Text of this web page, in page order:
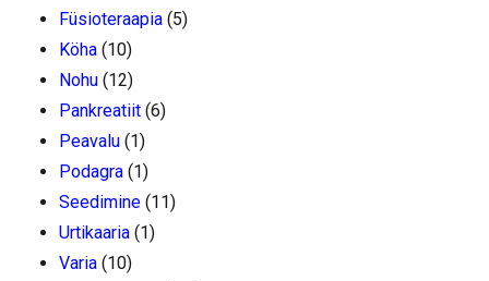
Füsioteraapia (5)
Köha (10)
Nohu (12)
Pankreatiit (6)
Peavalu (1)
Podagra (1)
Seedimine (11)
Urtikaaria (1)
Varia (10)